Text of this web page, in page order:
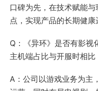
口碑为先，在技术赋能
点，实现产品的长期健康
Q：《异环》是否有影视
主机端占比与开服时相比
A：公司以游戏业务为主